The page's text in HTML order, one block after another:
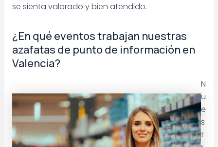
se sienta valorado y bien atendido.
¿En qué eventos trabajan nuestras
azafatas de punto de información en
Valencia?
N
u
e
s
t